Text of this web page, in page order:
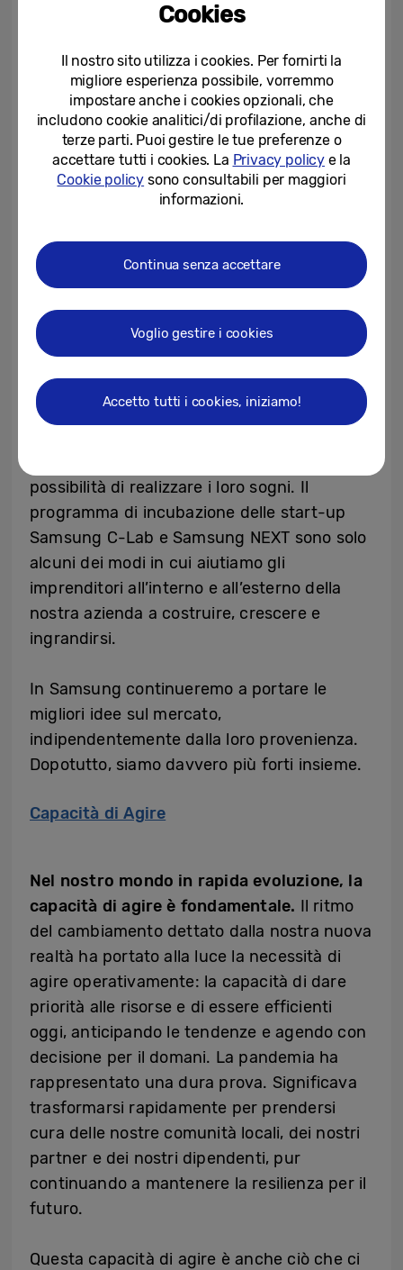
Google, Microsoft, Netflix e Spotify, per
citarne alcuni. Abbiamo lavorato con Google
per ottimizzare le videochiamate1in modo
che gli utenti potessero connettersi più
facilmente. Abbiamo anche ampliato la
nostra collaborazione con Microsoft in modo
che gli smartphone Galaxy e i PC Windows
promemoria del calendario in tempo reale
Questa collaborazione continuerà ad
espandersi con la nostra collaborazione in
ambito gaming con Xbox.
Crediamo nel potere delle partnership
anche perché vogliamo che tutti –
possibilità di realizzare i loro sogni. Il
programma di incubazione delle start-up
Samsung C-Lab e Samsung NEXT sono solo
alcuni dei modi in cui aiutiamo gli
imprenditori all’interno e all’esterno della
nostra azienda a costruire, crescere e
ingrandirsi.
In Samsung continueremo a portare le
migliori idee sul mercato,
indipendentemente dalla loro provenienza.
Dopotutto, siamo davvero più forti insieme.
Capacità di Agire
Nel nostro mondo in rapida evoluzione, la
capacità di agire è fondamentale. Il ritmo
del cambiamento dettato dalla nostra nuova
realtà ha portato alla luce la necessità di
agire operativamente: la capacità di dare
priorità alle risorse e di essere efficienti
oggi, anticipando le tendenze e agendo con
decisione per il domani. La pandemia ha
rappresentato una dura prova. Significava
trasformarsi rapidamente per prendersi
cura delle nostre comunità locali, dei nostri
partner e dei nostri dipendenti, pur
continuando a mantenere la resilienza per il
futuro.
Questa capacità di agire è anche ciò che ci
Cookies
Il nostro sito utilizza i cookies. Per fornirti la
migliore esperienza possibile, vorremmo
impostare anche i cookies opzionali, che
includono cookie analitici/di profilazione, anche di
terze parti. Puoi gestire le tue preferenze o
accettare tutti i cookies. La Privacy policye la
Cookie policy sono consultabili per maggiori
informazioni.
Continua senza accettare
Voglio gestire i cookies
Accetto tutti i cookies, iniziamo!